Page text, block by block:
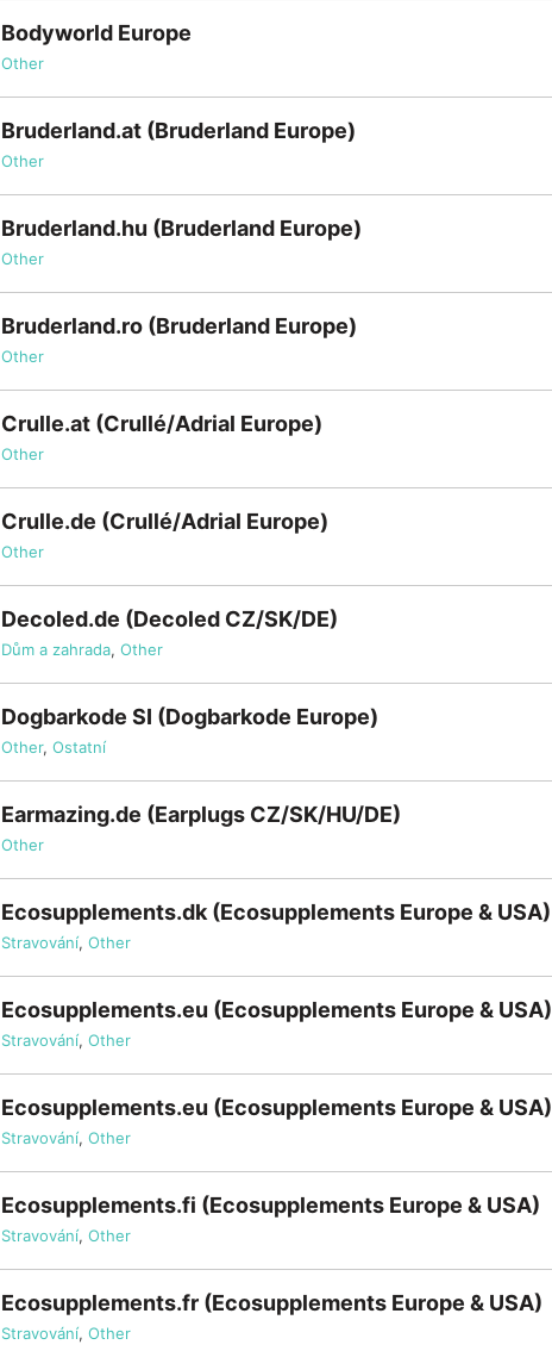
Bodyworld Europe
Other
Bruderland.at (Bruderland Europe)
Other
Bruderland.hu (Bruderland Europe)
Other
Bruderland.ro (Bruderland Europe)
Other
Crulle.at (Crullé/Adrial Europe)
Other
Crulle.de (Crullé/Adrial Europe)
Other
Decoled.de (Decoled CZ/SK/DE)
Dům a zahrada, Other
Dogbarkode SI (Dogbarkode Europe)
Other, Ostatní
Earmazing.de (Earplugs CZ/SK/HU/DE)
Other
Ecosupplements.dk (Ecosupplements Europe & USA)
Stravování, Other
Ecosupplements.eu (Ecosupplements Europe & USA)
Stravování, Other
Ecosupplements.eu (Ecosupplements Europe & USA)
Stravování, Other
Ecosupplements.fi (Ecosupplements Europe & USA)
Stravování, Other
Ecosupplements.fr (Ecosupplements Europe & USA)
Stravování, Other